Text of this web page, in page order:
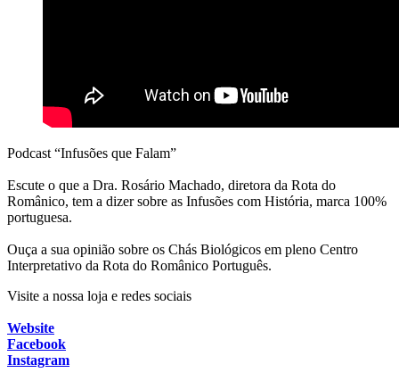
Podcast “Infusões que Falam”
Escute o que a Dra. Rosário Machado, diretora da Rota do
Românico, tem a dizer sobre as Infusões com História, marca 100%
portuguesa.
Ouça a sua opinião sobre os Chás Biológicos em pleno Centro
Interpretativo da Rota do Românico Português.
Visite a nossa loja e redes sociais
Website
Facebook
Instagram